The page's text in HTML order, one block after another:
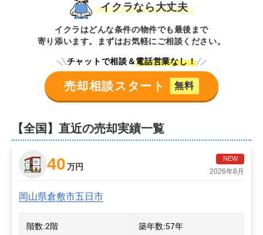
イクラなら大丈夫
イクラはどんな条件の物件でも最後まで
寄り添います。まずはお気軽にご相談ください。
チャットで相談＆電話営業なし！
売却相談スタート 無料
【全国】直近の売却実績一覧
NEW
40万円 2026年8月
岡山県倉敷市五日市
階数:2階 築年数:57年